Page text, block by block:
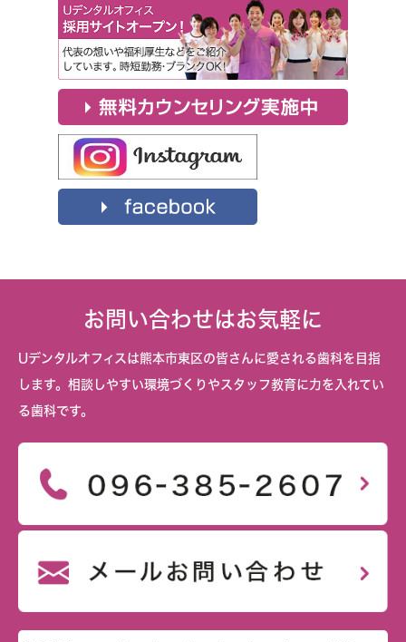
お問い合わせはお気軽に
Uデンタルオフィスは熊本市東区の皆さんに愛される歯科を目指
します。相談しやすい環境づくりやスタッフ教育に力を入れてい
る歯科です。